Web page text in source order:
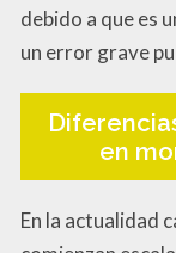
debido a que es
un error grave
en
En la actualidad